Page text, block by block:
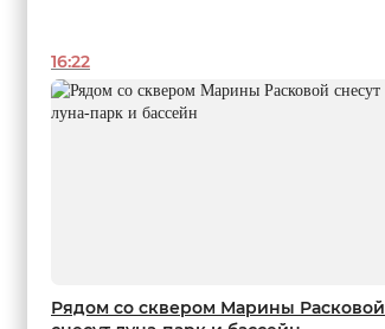
16:22
Рядом со сквером Марины Расковой